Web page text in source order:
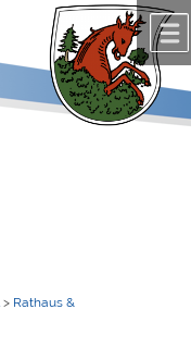
springen.
> Rathaus &